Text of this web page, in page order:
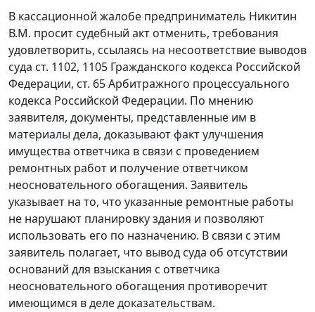
В кассационной жалобе предприниматель Никитин
В.М. просит судебный акт отменить, требования
удовлетворить, ссылаясь на несоответствие выводов
суда ст. 1102, 1105 Гражданского кодекса Российской
Федерации, ст. 65Арбитражного процессуального
кодекса Российской Федерации. По мнению
заявителя, документы, представленные им в
материалы дела, доказывают факт улучшения
имущества ответчика в связи с проведением
ремонтных работ и получение ответчиком
неосновательного обогащения. Заявитель
указывает на то, что указанные ремонтные работы
не нарушают планировку здания и позволяют
использовать его по назначению. В связи с этим
заявитель полагает, что вывод суда об отсутствии
оснований для взыскания с ответчика
неосновательного обогащения противоречит
имеющимся в деле доказательствам.